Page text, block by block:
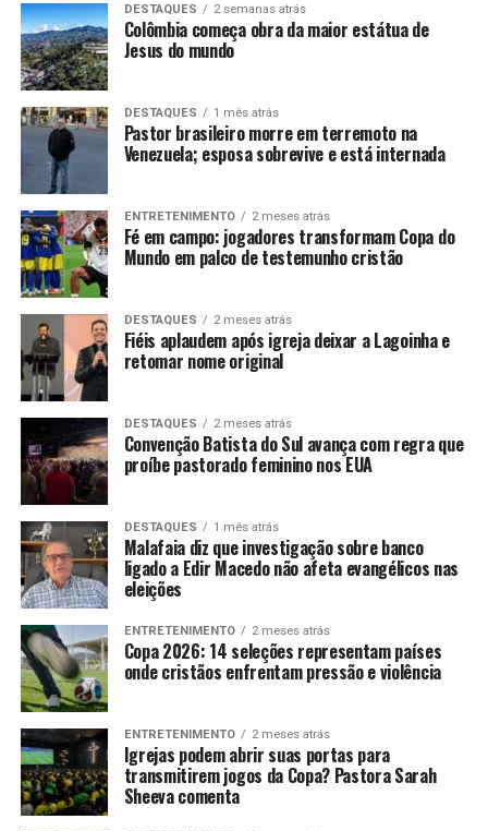
DESTAQUES 2 semanas atrás
Colômbia começa obra da maior estátua de
Jesus do mundo
DESTAQUES 1 mês atrás
Pastor brasileiro morre em terremoto na
Venezuela; esposa sobrevive e está internada
ENTRETENIMENTO 2 meses atrás
Fé em campo: jogadores transformam Copa do
Mundo em palco de testemunho cristão
DESTAQUES 2 meses atrás
Fiéis aplaudem após igreja deixar a Lagoinha e
retomar nome original
DESTAQUES 2 meses atrás
Convenção Batista do Sul avança com regra que
proíbe pastorado feminino nos EUA
DESTAQUES 1 mês atrás
Malafaia diz que investigação sobre banco
ligado a Edir Macedo não afeta evangélicos nas
eleições
ENTRETENIMENTO 2 meses atrás
Copa 2026: 14 seleções representam países
onde cristãos enfrentam pressão e violência
ENTRETENIMENTO 2 meses atrás
Igrejas podem abrir suas portas para
transmitirem jogos da Copa? Pastora Sarah
Sheeva comenta